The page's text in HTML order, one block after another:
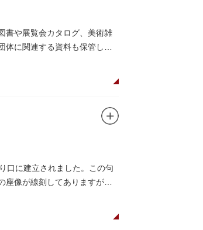
書や展覧会カタログ、美術雑
に関連する資料も保管して
口に建立されました。この句
像が線刻してありますが、